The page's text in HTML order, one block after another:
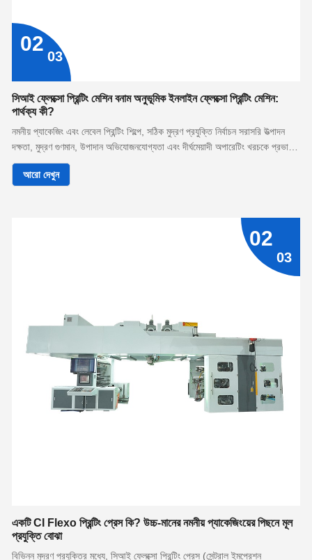
02
03
সিআই ফ্লেক্সো প্রিন্টিং মেশিন বনাম অনুভূমিক ইনলাইন ফ্লেক্সো প্রিন্টিং মেশিন:
পার্থক্য কী?
নমনীয় প্যাকেজিং এবং লেবেল প্রিন্টিং শিল্পে, সঠিক মুদ্রণ প্রযুক্তি নির্বাচন সরাসরি উত্পাদন
দক্ষতা, মুদ্রণ গুণমান, উপাদান অভিযোজনযোগ্যতা এবং দীর্ঘমেয়াদী অপারেটিং খরচকে প্রভাবিত
করে। দুটি বহুল ব্যবহৃত কনফিগারেশন হল সিআই (সেন্ট্রাল ইমপ্রেশন) ফ্লেক্সো প্রিন্টিং মেশিন
এবং অনুভূমিক ইনলাইন ফ্লেক্সো প্রিন্টিং মেশিন।
আরো দেখুন
02
03
একটি CI Flexo প্রিন্টিং প্রেস কি? উচ্চ-মানের নমনীয় প্যাকেজিংয়ের পিছনে মূল
প্রযুক্তি বোঝা
বিভিন্ন মুদ্রণ প্রযুক্তির মধ্যে, সিআই ফ্লেক্সো প্রিন্টিং প্রেস (সেন্ট্রাল ইমপ্রেশন